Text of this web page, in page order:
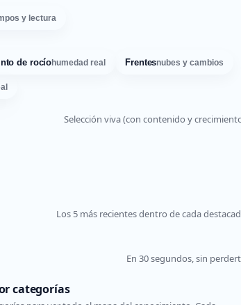
y lectura
de rocíohumedad real Frentesnubes y cambios
Selección viva (con contenido y
Los 5 más recientes dentro de cada
En 30 segundos, sin
categorías